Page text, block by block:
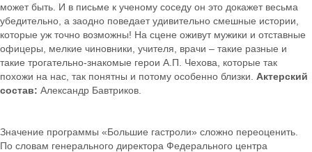
может быть. И в письме к ученому соседу он это докажет весьма
убедительно, а заодно поведает удивительно смешные истории,
которые уж точно возможны! На сцене оживут мужики и отставные
офицеры, мелкие чиновники, учителя, врачи – такие разные и
такие трогательно-знакомые герои А.П. Чехова, которые так
похожи на нас, так понятны и потому особенно близки. Актерский
состав: Александр Бавтриков.
Значение программы «Большие гастроли» сложно переоценить.
По словам генерального директора Федерального центра